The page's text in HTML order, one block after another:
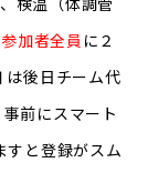
参加者全員 に２
は後日チーム代
前にスマート
すと登録がスム